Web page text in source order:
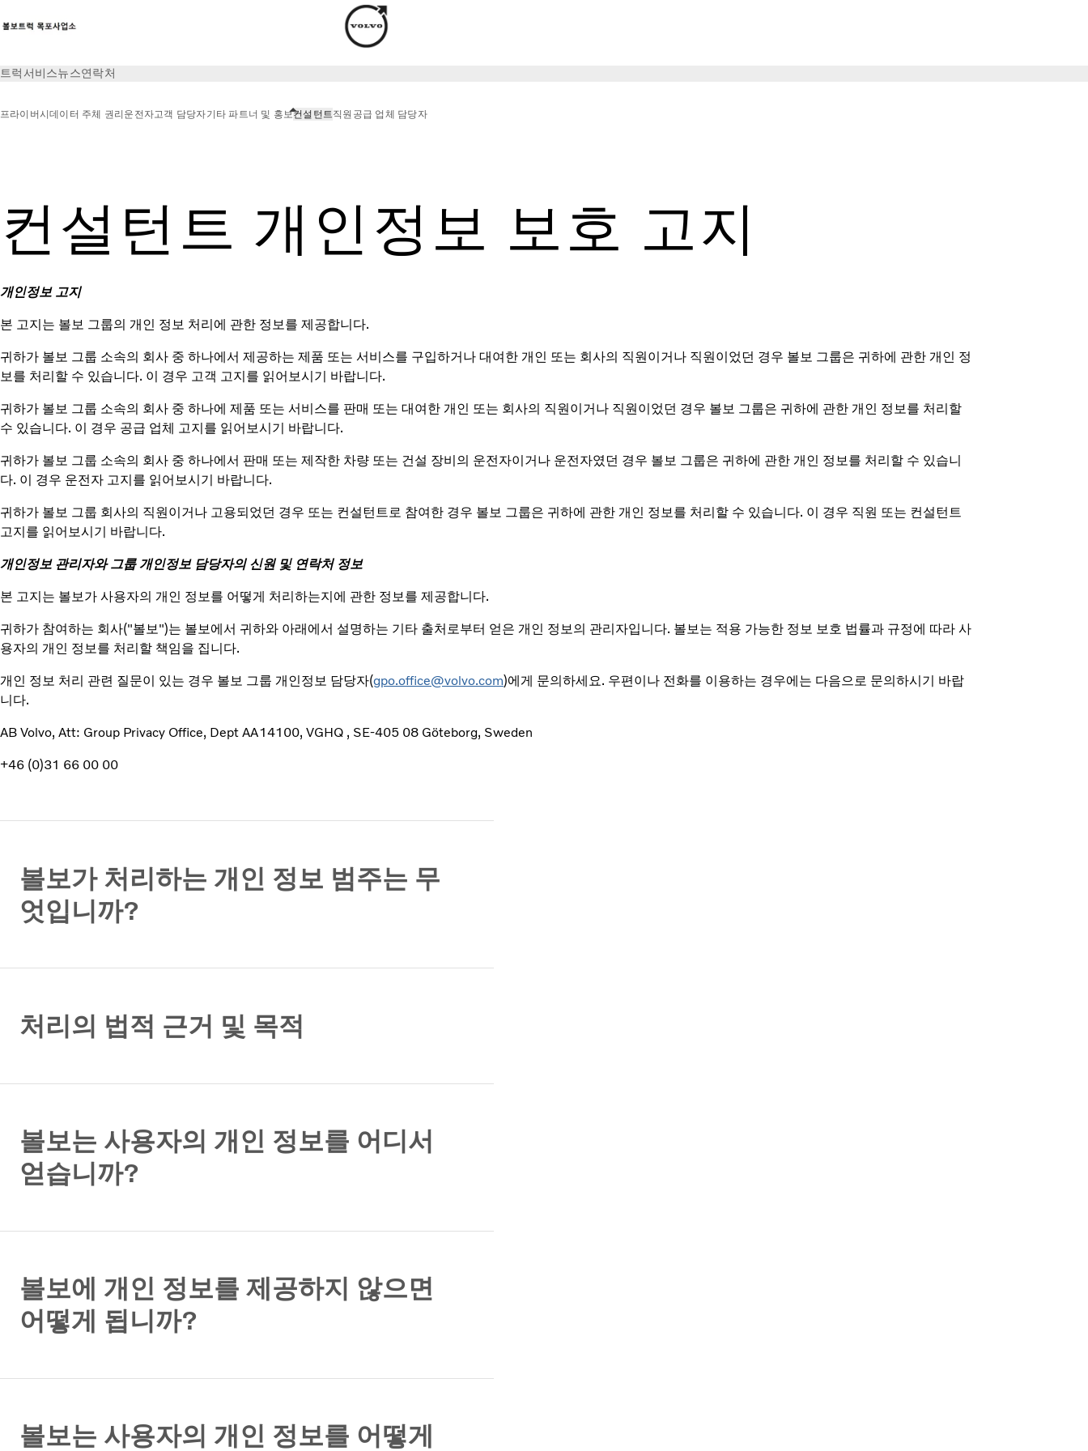
트럭서비스뉴스연락처
프라이버시데이터 주체 권리 운전자고객 담당자기타 파트너 및 홍보컨설턴트직원 공급 업체 담당자
컨설턴트 개인정보 보호 고지
개인정보 고지
본 고지는 볼보 그룹의 개인 정보 처리에 관한 정보를 제공합니다.
귀하가 볼보 그룹 소속의 회사 중 하나에서 제공하는 제품 또는 서비스를 구입하거나 대여한 개인 또는 회사의 직원이거나 직원이었던 경우 볼보 그룹은 귀하에 관한 개인 정
보를 처리할 수 있습니다. 이 경우 고객 고지를 읽어보시기 바랍니다.
귀하가 볼보 그룹 소속의 회사 중 하나에 제품 또는 서비스를 판매 또는 대여한 개인 또는 회사의 직원이거나 직원이었던 경우 볼보 그룹은 귀하에 관한 개인 정보를 처리할
수 있습니다. 이 경우 공급 업체 고지를 읽어보시기 바랍니다.
귀하가 볼보 그룹 소속의 회사 중 하나에서 판매 또는 제작한 차량 또는 건설 장비의 운전자이거나 운전자였던 경우 볼보 그룹은 귀하에 관한 개인 정보를 처리할 수 있습니
다. 이 경우 운전자 고지를 읽어보시기 바랍니다.
귀하가 볼보 그룹 회사의 직원이거나 고용되었던 경우 또는 컨설턴트로 참여한 경우 볼보 그룹은 귀하에 관한 개인 정보를 처리할 수 있습니다. 이 경우 직원 또는 컨설턴트
고지를 읽어보시기 바랍니다.
개인정보 관리자와 그룹 개인정보 담당자의 신원 및 연락처 정보
본 고지는 볼보가 사용자의 개인 정보를 어떻게 처리하는지에 관한 정보를 제공합니다.
귀하가 참여하는 회사("볼보")는 볼보에서 귀하와 아래에서 설명하는 기타 출처로부터 얻은 개인 정보의 관리자입니다. 볼보는 적용 가능한 정보 보호 법률과 규정에 따라 사
용자의 개인 정보를 처리할 책임을 집니다.
개인 정보 처리 관련 질문이 있는 경우 볼보 그룹 개인정보 담당자(gpo.office@volvo.com)에게 문의하세요. 우편이나 전화를 이용하는 경우에는 다음으로 문의하시기 바랍
니다.
AB Volvo, Att: Group Privacy Office, Dept AA14100, VGHQ , SE-405 08 Göteborg, Sweden
+46 (0)31 66 00 00
볼보가 처리하는 개인 정보 범주는 무
엇입니까?
처리의 법적 근거 및 목적
볼보는 사용자의 개인 정보를 어디서
얻습니까?
볼보에 개인 정보를 제공하지 않으면
어떻게 됩니까?
볼보는 사용자의 개인 정보를 어떻게